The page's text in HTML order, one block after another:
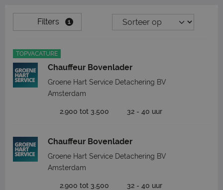
Filters 1
TOPVACATURE
Chauffeur Bovenlader
Groene Hart Service Detachering BV
Amsterdam
2.900 tot 3.500 32 - 40 uur
Chauffeur Bovenlader
Groene Hart Service Detachering BV
Amsterdam
2.900 tot 3.500 32 - 40 uur